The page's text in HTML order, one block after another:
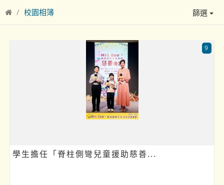
校園相簿 篩選
學生擔任「脊柱側彎兒童援助慈善...
9